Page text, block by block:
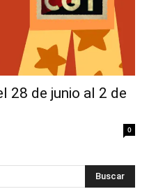
28 de junio al 2 de
0